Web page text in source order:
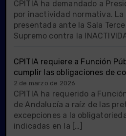
CPITIA ha demandado a
por inactividad normativa. La
presentada ante la Sala
Supremo contra la
CPITIA requiere a Función
cumplir las obligaciones de
2 de marzo de 2026
CPITIA ha requerido a
de Andalucía a raíz de las
excepciones a la
indicadas en la […]